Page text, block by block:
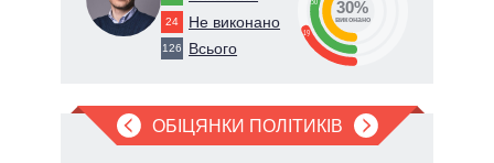
24 Не виконано
126 Всього
19
30%
виконано
ОБІЦЯНКИ ПОЛІТИКІВ